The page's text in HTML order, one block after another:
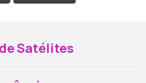
Satélites